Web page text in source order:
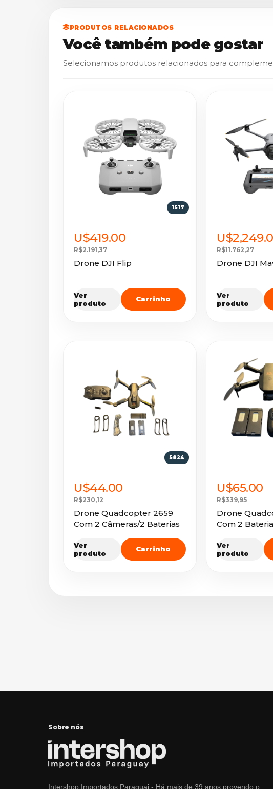
PRODUTOS RELACIONADOS
Você também pode gostar
Selecionamos produtos relacionados para
1517
U$419.00
R$2.191,37
Drone DJI Flip
Ver
produto
Carrinho
R$11.762,27
Drone DJI
Ver
produto
5824
U$44.00
R$230,12
Drone Quadcopter 2659
Com 2 Câmeras/2 Baterias
Ver
produto
Carrinho
U$65.00
R$339,95
Drone
Com 2
Ver
produto
Sobre nós
Intershop Importados Paraguai - Há mais de 39 anos provendo o